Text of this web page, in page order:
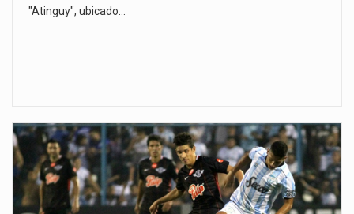
"Atinguy", ubicado…